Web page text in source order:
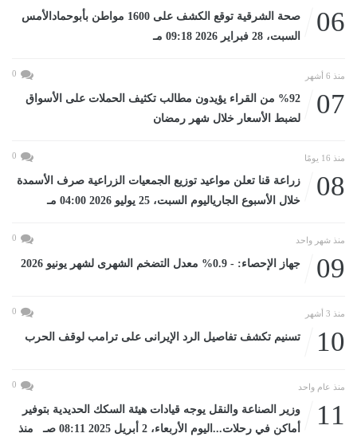
06
صحة الشرقية توقع الكشف على 1600 مواطن بأبوحمادالأمس
السبت، 28 فبراير 2026 09:18 مـ
منذ 6 أشهر 0
07
%92 من القراء يؤيدون مطالب تكثيف الحملات على الأسواق
لضبط الأسعار خلال شهر رمضان
منذ 16 يومًا 0
08
زراعة قنا تعلن مواعيد توزيع الجمعيات الزراعية صرف الأسمدة
خلال الأسبوع الجارياليوم السبت، 25 يوليو 2026 04:00 مـ
منذ شهر واحد 0
09 جهاز الإحصاء: - 0.9% معدل التضخم الشهرى لشهر يونيو 2026
منذ 3 أشهر 0
10 تسنيم تكشف تفاصيل الرد الإيرانى على ترامب لوقف الحرب
منذ عام واحد 0
11
وزير الصناعة والنقل يوجه قيادات هيئة السكك الحديدية بتوفير
أماكن في رحلات...اليوم الأربعاء، 2 أبريل 2025 08:11 صـ منذ